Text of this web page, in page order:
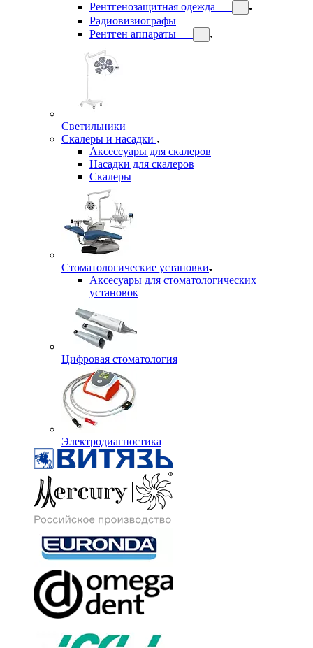
Рентгенозащитная одежда
Радиовизиографы
Рентген аппараты
Светильники
Скалеры и насадки
Аксессуары для скалеров
Насадки для скалеров
Скалеры
Стоматологические установки
Аксесуары для стоматологических
установок
Цифровая стоматология
Электродиагностика